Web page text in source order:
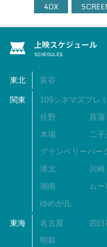
4DX
東北 富谷
関東 109シネマズプレ
佐野 菖蒲
木場 二子
グランベリーパー
港北 川崎
湘南 ム
ゆめが丘
東海 名古屋 四日
明和